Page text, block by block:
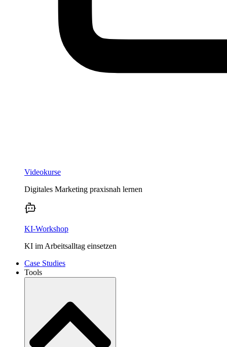
Videokurse
Digitales Marketing praxisnah lernen
KI-Workshop
KI im Arbeitsalltag einsetzen
Case Studies
Tools